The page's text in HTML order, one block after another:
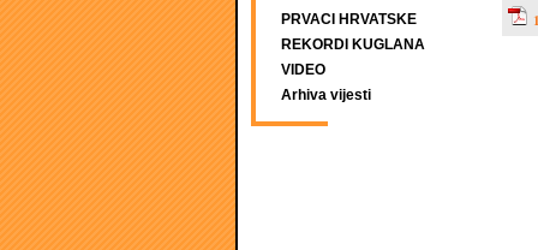
PRVACI HRVATSKE
REKORDI KUGLANA
VIDEO
Arhiva vijesti